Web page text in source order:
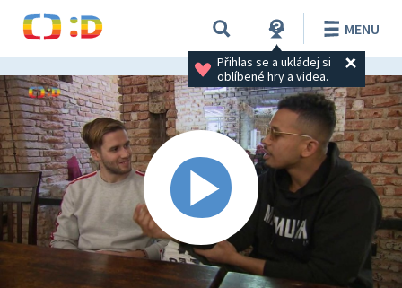
Přihlas se a ukládej si
oblíbené hry a videa.
MENU